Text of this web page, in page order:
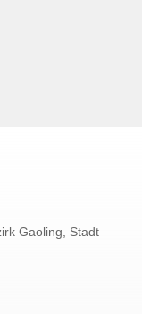
Gaoling, Stadt